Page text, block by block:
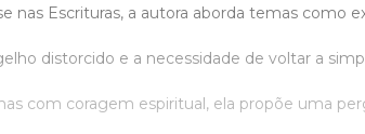
nas Escrituras, a autora aborda temas como
distorcido e a necessidade de voltar a
com coragem espiritual, ela propõe uma